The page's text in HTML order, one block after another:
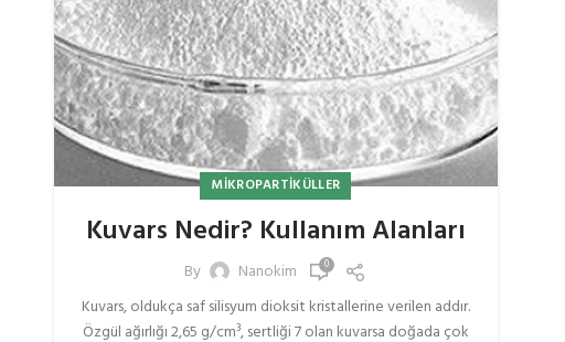
MIKROPARTIKÜLLER
Kuvars Nedir? Kullanım Alanları
By Nanokim 0
Kuvars, oldukça saf silisyum dioksit kristallerine verilen addır.
Özgül ağırlığı 2,65 g/cm³, sertliği 7 olan kuvarsa doğada çok